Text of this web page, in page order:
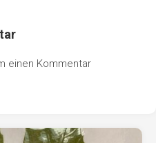
einen Kommentar